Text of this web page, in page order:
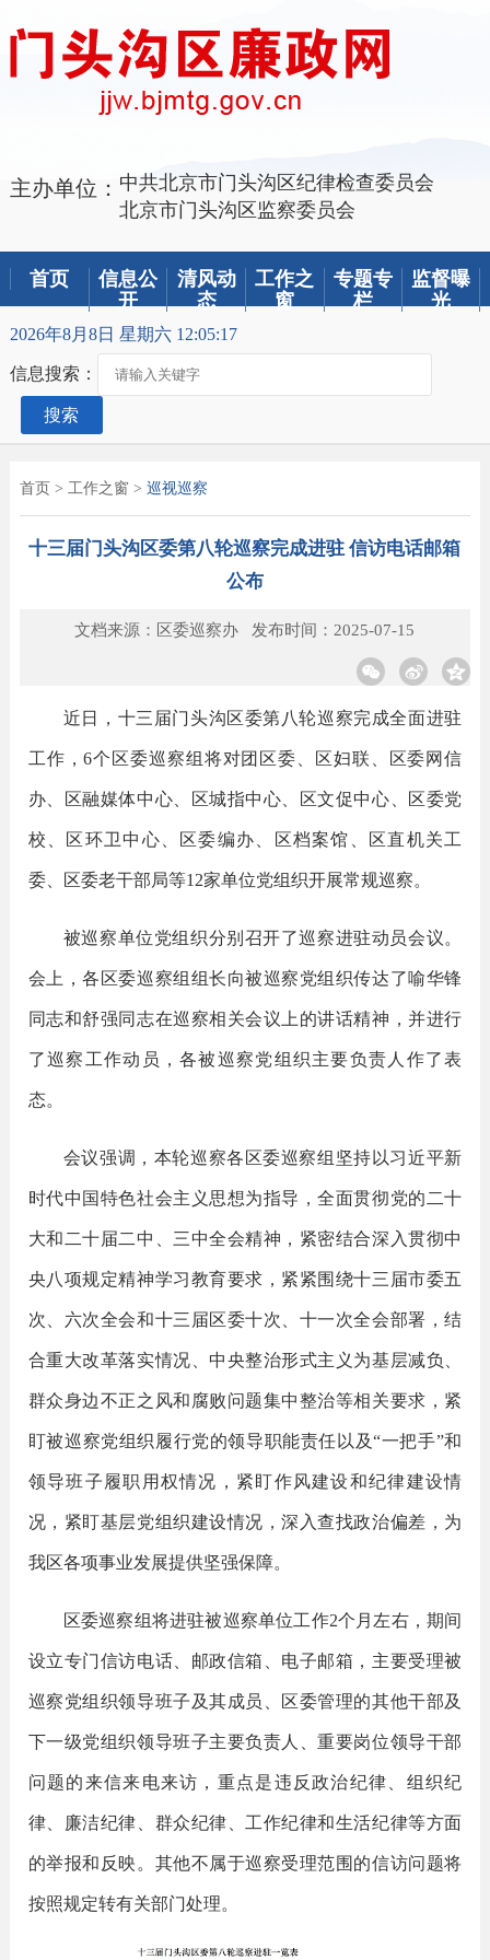
主办单位： 中共北京市门头沟区纪律检查委员会
北京市门头沟区监察委员会
首页
信息公
开
清风动
态
工作之
窗
专题专
栏
监督曝
光
2026年8月8日 星期六 12:05:17
信息搜索：
搜索
首页 > 工作之窗 > 巡视巡察
十三届门头沟区委第八轮巡察完成进驻 信访电话邮箱
公布
文档来源：区委巡察办 发布时间：2025-07-15
近日，十三届门头沟区委第八轮巡察完成全面进驻
工作，6个区委巡察组将对团区委、区妇联、区委网信
办、区融媒体中心、区城指中心、区文促中心、区委党
校、区环卫中心、区委编办、区档案馆、区直机关工
委、区委老干部局等12家单位党组织开展常规巡察。
被巡察单位党组织分别召开了巡察进驻动员会议。
会上，各区委巡察组组长向被巡察党组织传达了喻华锋
同志和舒强同志在巡察相关会议上的讲话精神，并进行
了巡察工作动员，各被巡察党组织主要负责人作了表
态。
会议强调，本轮巡察各区委巡察组 坚持 以习近平新
时代中国特色社会主义思想为指导，全面贯彻党的二十
大和二十届二中、三中全会精神，紧密结合深入贯彻中
央八项规定精神学习教育要求，紧紧围绕十三届市委五
次、六次全会和十三届区委十次、十一次全会部署，结
合重大改革落实情况、中央整治形式主义为基层减负、
群众身边不正之风和腐败问题集中整治等相关要求，紧
盯被巡察党组织履行党的领导职能责任以及“一把手”和
领导班子履职用权情况，紧盯作风建设和纪律建设情
况，紧盯基层党组织建设情况，深入查找政治偏差，为
我区各项事业发展提供坚强保障。
区委巡察组将进驻被巡察单位工作2个月左右，期间
设立专门信访电话、邮政信箱、电子邮箱，主要受理被
巡察党组织领导班子及其成员、区委管理的其他干部及
下一级党组织领导班子主要负责人、重要岗位领导干部
问题的来信来电来访，重点是违反政治纪律、组织纪
律、廉洁纪律、群众纪律、工作纪律和生活纪律等方面
的举报和反映。其他不属于巡察受理范围的信访问题将
按照规定转有关部门处理。